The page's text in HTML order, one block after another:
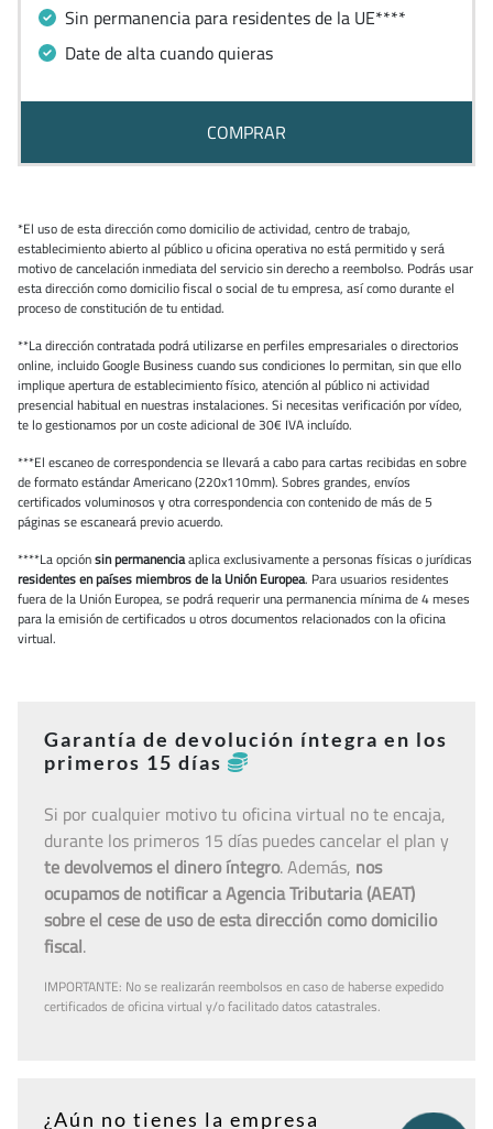
Sin permanencia para residentes de la UE****
Date de alta cuando quieras
COMPRAR
*El uso de esta dirección como domicilio de actividad, centro de trabajo,
establecimiento abierto al público u oficina operativa no está permitido y será
motivo de cancelación inmediata del servicio sin derecho a reembolso. Podrás usar
esta dirección como domicilio fiscal o social de tu empresa, así como durante el
proceso de constitución de tu entidad.
**La dirección contratada podrá utilizarse en perfiles empresariales o directorios
online, incluido Google Business cuando sus condiciones lo permitan, sin que ello
implique apertura de establecimiento físico, atención al público ni actividad
presencial habitual en nuestras instalaciones. Si necesitas verificación por vídeo,
te lo gestionamos por un coste adicional de 30€ IVA incluído.
***El escaneo de correspondencia se llevará a cabo para cartas recibidas en sobre
de formato estándar Americano (220x110mm). Sobres grandes, envíos
certificados voluminosos y otra correspondencia con contenido de más de 5
páginas se escaneará previo acuerdo.
****La opciónsin permanenciaaplica exclusivamente a personas físicas o jurídicas
residentes en países miembros de la Unión Europea. Para usuarios residentes
fuera de la Unión Europea, se podrá requerir una permanencia mínima de 4 meses
para la emisión de certificados u otros documentos relacionados con la oficina
virtual.
Garantía de devolución íntegra en los
primeros 15 días
Si por cualquier motivo tu oficina virtual no te encaja,
durante los primeros 15 días puedes cancelar el plan y
te devolvemos el dinero íntegro. Además, nos
ocupamos de notificar a Agencia Tributaria (AEAT)
sobre el cese de uso de esta dirección como domicilio
fiscal.
IMPORTANTE: No se realizarán reembolsos en caso de haberse expedido
certificados de oficina virtual y/o facilitado datos catastrales.
¿Aún no tienes la empresa